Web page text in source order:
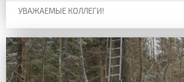
УВАЖАЕМЫЕ КОЛЛЕГИ!